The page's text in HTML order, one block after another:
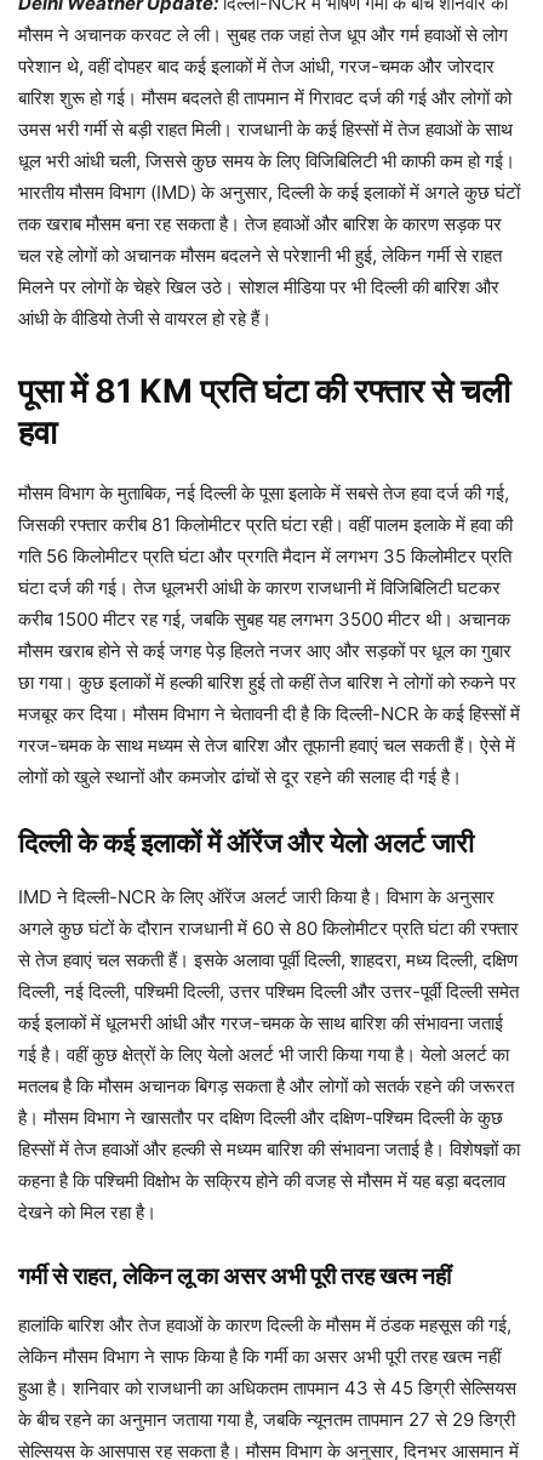
मौसम ने अचानक करवट ले ली। सुबह तक जहां तेज धूप और गर्म हवाओं से लोग
परेशान थे, वहीं दोपहर बाद कई इलाकों में तेज आंधी, गरज-चमक और जोरदार
बारिश शुरू हो गई। मौसम बदलते ही तापमान में गिरावट दर्ज की गई और लोगों को
उमस भरी गर्मी से बड़ी राहत मिली। राजधानी के कई हिस्सों में तेज हवाओं के साथ
धूल भरी आंधी चली, जिससे कुछ समय के लिए विजिबिलिटी भी काफी कम हो गई।
भारतीय मौसम विभाग (IMD) के अनुसार, दिल्ली के कई इलाकों में अगले कुछ घंटों
तक खराब मौसम बना रह सकता है। तेज हवाओं और बारिश के कारण सड़क पर
चल रहे लोगों को अचानक मौसम बदलने से परेशानी भी हुई, लेकिन गर्मी से राहत
मिलने पर लोगों के चेहरे खिल उठे। सोशल मीडिया पर भी दिल्ली की बारिश और
आंधी के वीडियो तेजी से वायरल हो रहे हैं।
पूसा में 81 KM प्रति घंटा की रफ्तार से चली
हवा
मौसम विभाग के मुताबिक, नई दिल्ली के पूसा इलाके में सबसे तेज हवा दर्ज की गई,
जिसकी रफ्तार करीब 81 किलोमीटर प्रति घंटा रही। वहीं पालम इलाके में हवा की
गति 56 किलोमीटर प्रति घंटा और प्रगति मैदान में लगभग 35 किलोमीटर प्रति
घंटा दर्ज की गई। तेज धूलभरी आंधी के कारण राजधानी में विजिबिलिटी घटकर
करीब 1500 मीटर रह गई, जबकि सुबह यह लगभग 3500 मीटर थी। अचानक
मौसम खराब होने से कई जगह पेड़ हिलते नजर आए और सड़कों पर धूल का गुबार
छा गया। कुछ इलाकों में हल्की बारिश हुई तो कहीं तेज बारिश ने लोगों को रुकने पर
मजबूर कर दिया। मौसम विभाग ने चेतावनी दी है कि दिल्ली-NCR के कई हिस्सों में
गरज-चमक के साथ मध्यम से तेज बारिश और तूफानी हवाएं चल सकती हैं। ऐसे में
लोगों को खुले स्थानों और कमजोर ढांचों से दूर रहने की सलाह दी गई है।
दिल्ली के कई इलाकों में ऑरेंज और येलो अलर्ट जारी
IMD ने दिल्ली-NCR के लिए ऑरेंज अलर्ट जारी किया है। विभाग के अनुसार
अगले कुछ घंटों के दौरान राजधानी में 60 से 80 किलोमीटर प्रति घंटा की रफ्तार
से तेज हवाएं चल सकती हैं। इसके अलावा पूर्वी दिल्ली, शाहदरा, मध्य दिल्ली, दक्षिण
दिल्ली, नई दिल्ली, पश्चिमी दिल्ली, उत्तर पश्चिम दिल्ली और उत्तर-पूर्वी दिल्ली समेत
कई इलाकों में धूलभरी आंधी और गरज-चमक के साथ बारिश की संभावना जताई
गई है। वहीं कुछ क्षेत्रों के लिए येलो अलर्ट भी जारी किया गया है। येलो अलर्ट का
मतलब है कि मौसम अचानक बिगड़ सकता है और लोगों को सतर्क रहने की जरूरत
है। मौसम विभाग ने खासतौर पर दक्षिण दिल्ली और दक्षिण-पश्चिम दिल्ली के कुछ
हिस्सों में तेज हवाओं और हल्की से मध्यम बारिश की संभावना जताई है। विशेषज्ञों का
कहना है कि पश्चिमी विक्षोभ के सक्रिय होने की वजह से मौसम में यह बड़ा बदलाव
देखने को मिल रहा है।
गर्मी से राहत, लेकिन लू का असर अभी पूरी तरह खत्म नहीं
हालांकि बारिश और तेज हवाओं के कारण दिल्ली के मौसम में ठंडक महसूस की गई,
लेकिन मौसम विभाग ने साफ किया है कि गर्मी का असर अभी पूरी तरह खत्म नहीं
हुआ है। शनिवार को राजधानी का अधिकतम तापमान 43 से 45 डिग्री सेल्सियस
के बीच रहने का अनुमान जताया गया है, जबकि न्यूनतम तापमान 27 से 29 डिग्री
सेल्सियस के आसपास रह सकता है। मौसम विभाग के अनुसार, दिनभर आसमान में